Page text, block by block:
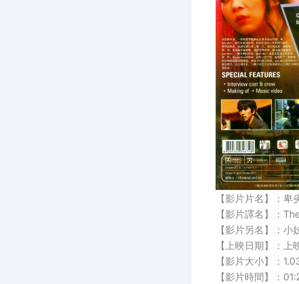
【影片片名】：
【影片譯名】：
【影片另名】：
【上映日期】：
【影片大小】：
【影片時間】：